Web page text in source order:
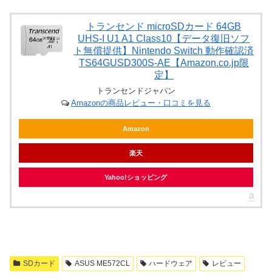
トランセンド microSDカード 64GB
UHS-I U1 A1 Class10【データ復旧ソフ
ト無償提供】Nintendo Switch 動作確認済
TS64GUSD300S-AE【Amazon.co.jp限
定】
トランセンドジャパン
Amazonの商品レビュー・口コミを見る
Amazon
楽天
Yahoo!ショッピング
SDカード ASUS ME572CL ハードウェア レビュー